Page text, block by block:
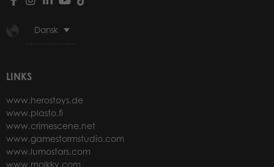
Dansk
LINKS
www.herostoys.de
www.plasto.fi
www.crimescene.net
www.gamestormstudio.com
www.lumostars.com
www.molkky.com